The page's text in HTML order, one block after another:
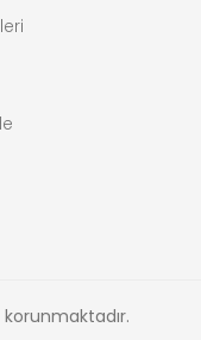
korunmaktadır.